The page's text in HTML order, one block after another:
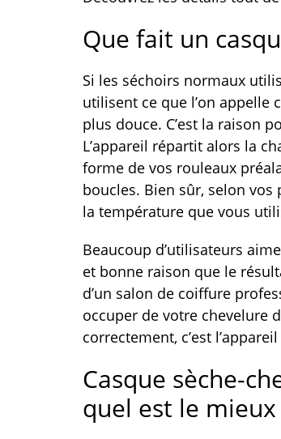
Que fait un
Si les séchoirs normaux
utilisent ce que l’on
plus douce. C’est la raison
L’appareil répartit alors la
forme de vos rouleaux
boucles. Bien sûr, selon
la température que vous
Beaucoup d’utilisateurs
et bonne raison que le
d’un salon de coiffure
occuper de votre chevelure
correctement, c’est
Casque sèche-
quel est le mieux